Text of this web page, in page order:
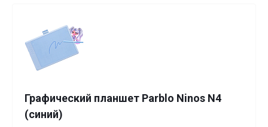
Графический планшет Parblo Ninos N4
(синий)